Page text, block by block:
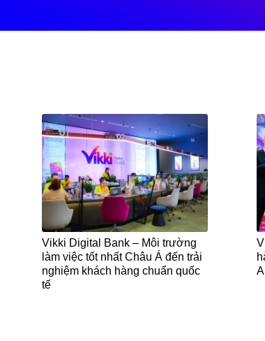
Vikki Digital Bank – Môi trường
làm việc tốt nhất Châu Á đến trải
nghiệm khách hàng chuẩn quốc
tế